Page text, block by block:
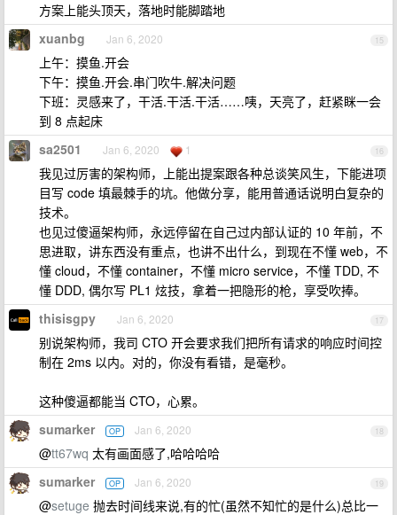
方案上能头顶天，落地时能脚踏地
15
xuanbg Jan 6, 2020
上午：摸鱼.开会
下午：摸鱼.开会.串门吹牛.解决问题
下班：灵感来了，干活.干活.干活……咦，天亮了，赶紧眯一会
到 8 点起床
16
sa2501 Jan 6, 2020 1
我见过厉害的架构师，上能出提案跟各种总谈笑风生，下能进项
目写 code 填最棘手的坑。他做分享，能用普通话说明白复杂的
技术。
也见过傻逼架构师，永远停留在自己过内部认证的 10 年前，不
思进取，讲东西没有重点，也讲不出什么，到现在不懂 web，不
懂 cloud，不懂 container，不懂 micro service，不懂 TDD, 不
懂 DDD, 偶尔写 PL1 炫技，拿着一把隐形的枪，享受吹捧。
17
thisisgpy Jan 6, 2020
别说架构师，我司 CTO 开会要求我们把所有请求的响应时间控
制在 2ms 以内。对的，你没有看错，是毫秒。
这种傻逼都能当 CTO，心累。
18
sumarker OP Jan 6, 2020
@tt67wq 太有画面感了,哈哈哈哈
19
sumarker OP Jan 6, 2020
@setuge 抛去时间线来说,有的忙(虽然不知忙的是什么)总比一